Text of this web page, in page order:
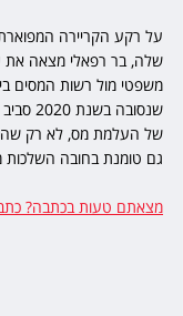
על רקע הקריירה
שלה, בר רפאלי מצאה את
משפטי מול רשות המסים
של העלמת מס, לא רק
גם טומנת בחובה השלכות
מצאתם טעות בכתבה?